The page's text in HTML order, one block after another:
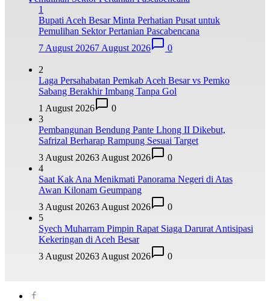
1
Bupati Aceh Besar Minta Perhatian Pusat untuk
Pemulihan Sektor Pertanian Pascabencana
7 August 20267 August 2026 0
2
Laga Persahabatan Pemkab Aceh Besar vs Pemko
Sabang Berakhir Imbang Tanpa Gol
1 August 2026
0
3
Pembangunan Bendung Pante Lhong II Dikebut,
Safrizal Berharap Rampung Sesuai Target
3 August 20263 August 2026
0
4
Saat Kak Ana Menikmati Panorama Negeri di Atas
Awan Kilonam Geumpang
3 August 20263 August 2026
0
5
Syech Muharram Pimpin Rapat Siaga Darurat Antisipasi
Kekeringan di Aceh Besar
3 August 20263 August 2026 0